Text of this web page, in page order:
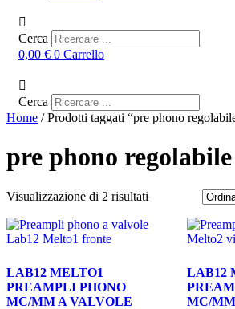
Cerca
0,00 € 0 Carrello
Cerca
Home / Prodotti taggati “pre phono
pre phono regolabile
Visualizzazione di 2 risultati
base
LAB12 MELTO1
PREAMPLI PHONO
MC/MM A VALVOLE
LAB12
MC/